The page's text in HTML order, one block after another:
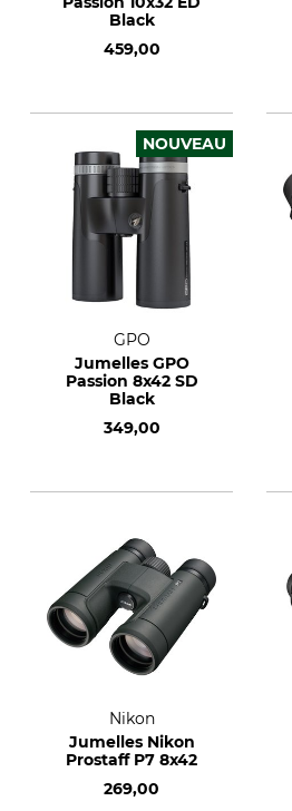
Black
459,00
NOUVEAU
GPO
Jumelles GPO
Passion 8x42 SD
Black
349,00
Nikon
Jumelles Nikon
Prostaff P7 8x42
269,00